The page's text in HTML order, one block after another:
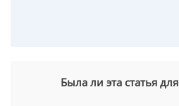
Была ли эта статья